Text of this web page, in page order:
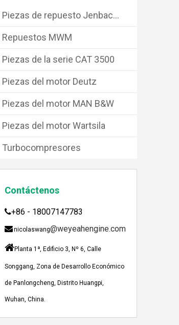
Piezas de repuesto Jenbacher
Repuestos MWM
Piezas de la serie CAT 3500
Piezas del motor Deutz
Piezas del motor MAN B&W
Piezas del motor Wartsila
Turbocompresores
Contáctenos
+86 - 18007147783
nicolaswang@weyeahengine.com
Planta 1ª, Edificio 3, Nº 6, Calle
Songgang, Zona de Desarrollo Económico
de Panlongcheng, Distrito Huangpi,
Wuhan, China.
Recientemente, el generador de Biogás